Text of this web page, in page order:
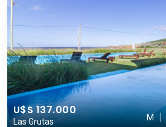
U$S 137.000
Las Grutas M